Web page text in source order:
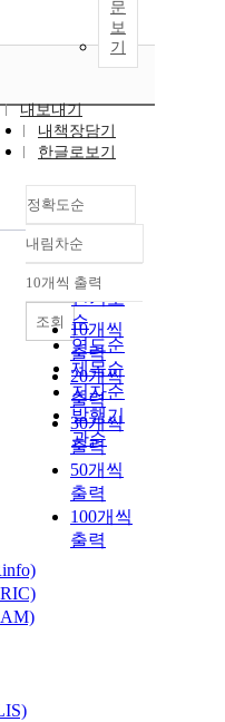
문
보
기
내보내기
내책장담기
한글로보기
정확도순
정확도
순
인기도
순
연도순
제목순
저자순
발행기
관순
내림차순
내림차순
10개씩 출력
10개씩
출력
20개씩
출력
30개씩
출력
50개씩
출력
100개씩
출력
조회